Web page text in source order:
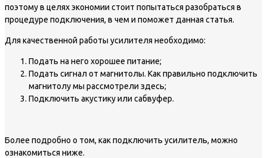
поэтому в целях экономии стоит попытаться разобраться в
процедуре подключения, в чем и поможет данная статья.
Для качественной работы усилителя необходимо:
Подать на него хорошее питание;
Подать сигнал от магнитолы. Как правильно подключить
магнитолу мы рассмотрели здесь;
Подключить акустику или сабвуфер.
Более подробно о том, как подключить усилитель, можно
ознакомиться ниже.